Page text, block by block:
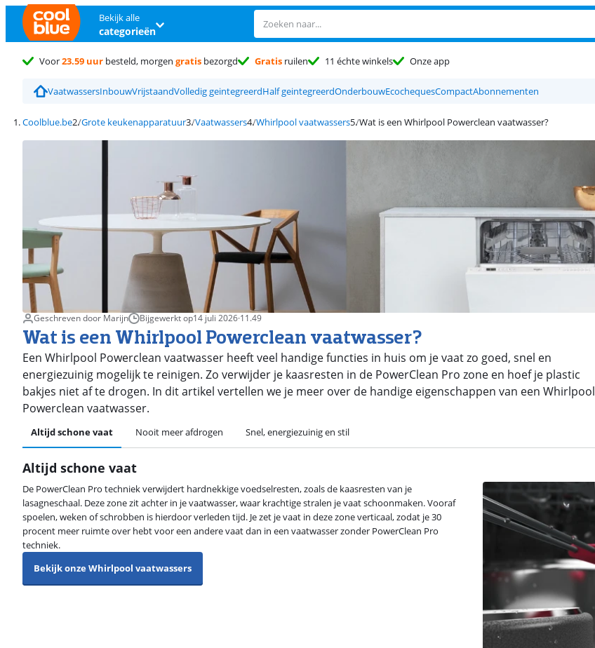
Bekijk alle
categorieën
Voor23.59 uur besteld, morgen gratis bezorgd Gratis ruilen 11 échte winkels Onze app
VaatwassersInbouwVrijstaandVolledig geintegreerdHalf geintegreerdOnderbouwEcochequesCompactAbonnementen
Coolblue.be Grote keukenapparatuur Vaatwassers Whirlpool vaatwassers Wat is een Whirlpool Powerclean vaatwasser?
Geschreven door Marijn Bijgewerkt op14 juli 2026·11.49
Wat is een Whirlpool Powerclean vaatwasser?
Een Whirlpool Powerclean vaatwasser heeft veel handige functies in huis om je vaat zo goed, snel en
energiezuinig mogelijk te reinigen. Zo verwijder je kaasresten in de PowerClean Pro zone en hoef je plastic
bakjes niet af te drogen. In dit artikel vertellen we je meer over de handige eigenschappen van een Whirlpool
Powerclean vaatwasser.
Altijd schone vaat Nooit meer afdrogen Snel, energiezuinig en stil
Altijd schone vaat
De PowerClean Pro techniek verwijdert hardnekkige voedselresten, zoals de kaasresten van je
lasagneschaal. Deze zone zit achter in je vaatwasser, waar krachtige stralen je vaat schoonmaken. Vooraf
spoelen, weken of schrobben is hierdoor verleden tijd. Je zet je vaat in deze zone verticaal, zodat je 30
procent meer ruimte over hebt voor een andere vaat dan in een vaatwasser zonder PowerClean Pro
techniek.
Bekijk onze Whirlpool vaatwassers